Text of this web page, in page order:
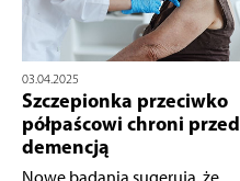
03.04.2025
Szczepionka przeciwko
półpaścowi chroni przed
demencją